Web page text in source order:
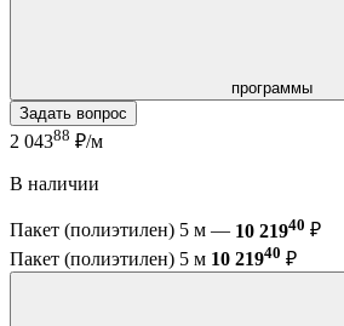
программы
Задать вопрос
2 04388 ₽/м
В наличии
Пакет (полиэтилен) 5 м — 10 21940 ₽
Пакет (полиэтилен) 5 м 10 21940 ₽